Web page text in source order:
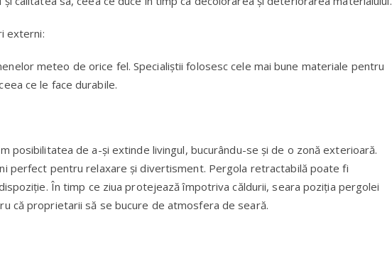
externi:
meteo de orice fel. Specialiştii folosesc cele mai bune materiale pentru
ce le face durabile.
posibilitatea de a-şi extinde livingul, bucurându-se şi de o zonă exterioară.
perfect pentru relaxare şi divertisment. Pergola retractabilă poate fi
În timp ce ziua protejează împotriva căldurii, seara poziţia pergolei
că proprietarii să se bucure de atmosfera de seară.